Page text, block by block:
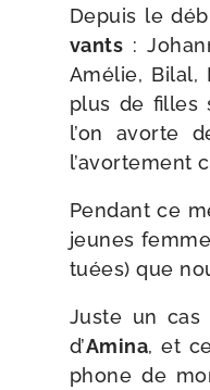
Depuis le
vants :
Amélie, Bilal,
plus de filles
l’on avorte
l’avortement
Pendant ce
jeunes
tuées) que
Juste un cas
d’Amina, et
phone de